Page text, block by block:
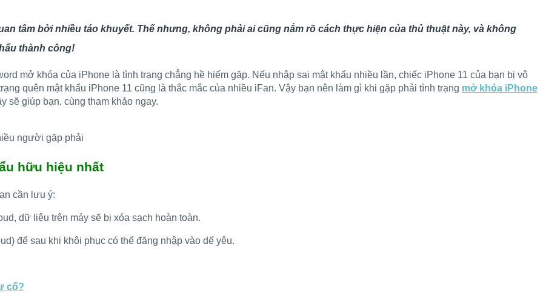
tâm bởi nhiều táo khuyết. Thế nhưng, không phải ai cũng nắm rõ cách thực hiện của thủ thuật này, và không
thành công!
mở khóa của iPhone là tình trạng chẳng hề hiếm gặp. Nếu nhập sai mật khẩu nhiều lần, chiếc iPhone 11 của bạn bị vô
quên mật khẩu iPhone 11 cũng là thắc mắc của nhiều iFan. Vậy bạn nên làm gì khi gặp phải tình trạng mở khóa iPhone
sẽ giúp bạn, cùng tham khảo ngay.
người gặp phải
hữu hiệu nhất
cần lưu ý:
dữ liệu trên máy sẽ bị xóa sạch hoàn toàn.
để sau khi khôi phục có thể đăng nhập vào dế yêu.
cố?